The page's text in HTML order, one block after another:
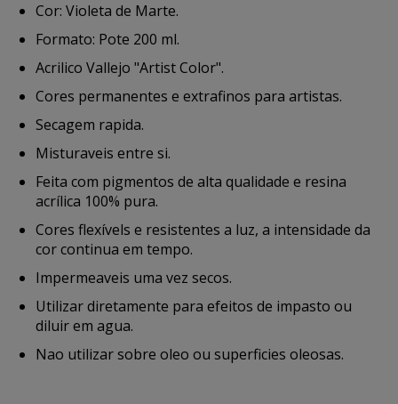
Cor: Violeta de Marte.
Formato: Pote 200 ml.
Acrilico Vallejo "Artist Color".
Cores permanentes e extrafinos para artistas.
Secagem rapida.
Misturaveis entre si.
Feita com pigmentos de alta qualidade e resina
acrílica 100% pura.
Cores flexívels e resistentes a luz, a intensidade da
cor continua em tempo.
Impermeaveis uma vez secos.
Utilizar diretamente para efeitos de impasto ou
diluir em agua.
Nao utilizar sobre oleo ou superficies oleosas.